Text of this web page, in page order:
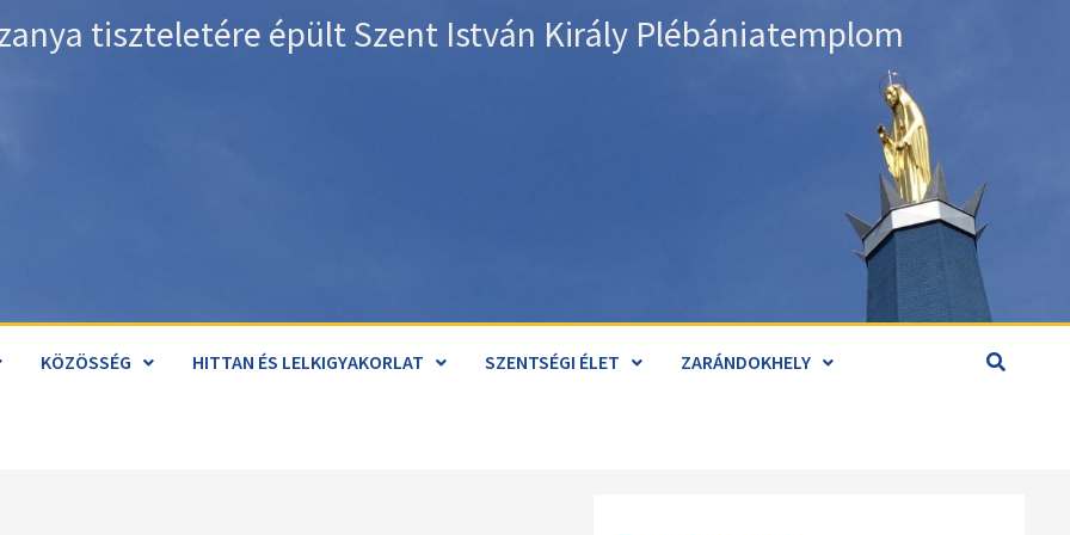
tiszteletére épült Szent István Király Plébániatemplom
KÖZÖSSÉG HITTAN ÉS LELKIGYAKORLAT SZENTSÉGI ÉLET ZARÁNDOKHELY